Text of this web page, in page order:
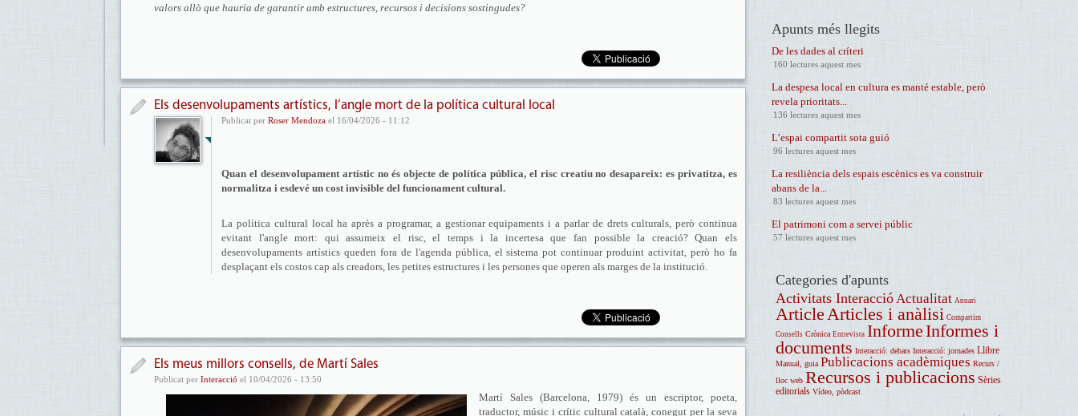
valors allò que hauria de garantir amb estructures, recursos i decisions sostingudes?
Els desenvolupaments artístics, l’angle mort de la política cultural local
Publicat per Roser Mendoza el 16/04/2026 - 11:12
Quan el desenvolupament artístic no és objecte de política pública, el risc creatiu no desapareix: es privatitza, es
normalitza i esdevé un cost invisible del funcionament cultural.
La política cultural local ha après a programar, a gestionar equipaments i a parlar de drets culturals, però continua
evitant l'angle mort: qui assumeix el risc, el temps i la incertesa que fan possible la creació? Quan els
desenvolupaments artístics queden fora de l'agenda pública, el sistema pot continuar produint activitat, però ho fa
desplaçant els costos cap als creadors, les petites estructures i les persones que operen als marges de la institució.
Els meus millors consells, de Martí Sales
Publicat per Interacció el 10/04/2026 - 13:50
Martí Sales (Barcelona, 1979) és un escriptor, poeta,
traductor, músic i crític cultural català, conegut per la seva
Apunts més llegits
De les dades al críteri
160 lectures aquest mes
La despesa local en cultura es manté estable, però
revela prioritats...
136 lectures aquest mes
L’espai compartit sota guió
96 lectures aquest mes
La resiliència dels espais escènics es va construir
abans de la...
83 lectures aquest mes
El patrimoni com a servei públic
57 lectures aquest mes
Categories d'apunts
Activitats InteraccióActualitat Anuari
ArticleArticles i anàlisi Compartim
Consells Crònica Entrevista InformeInformes i
documents Interacció: debats Interacció: jornades Llibre
Manual, guia Publicacions acadèmiques Recurs /
lloc web Recursos i publicacions Sèries
editorials Vídeo, pòdcast